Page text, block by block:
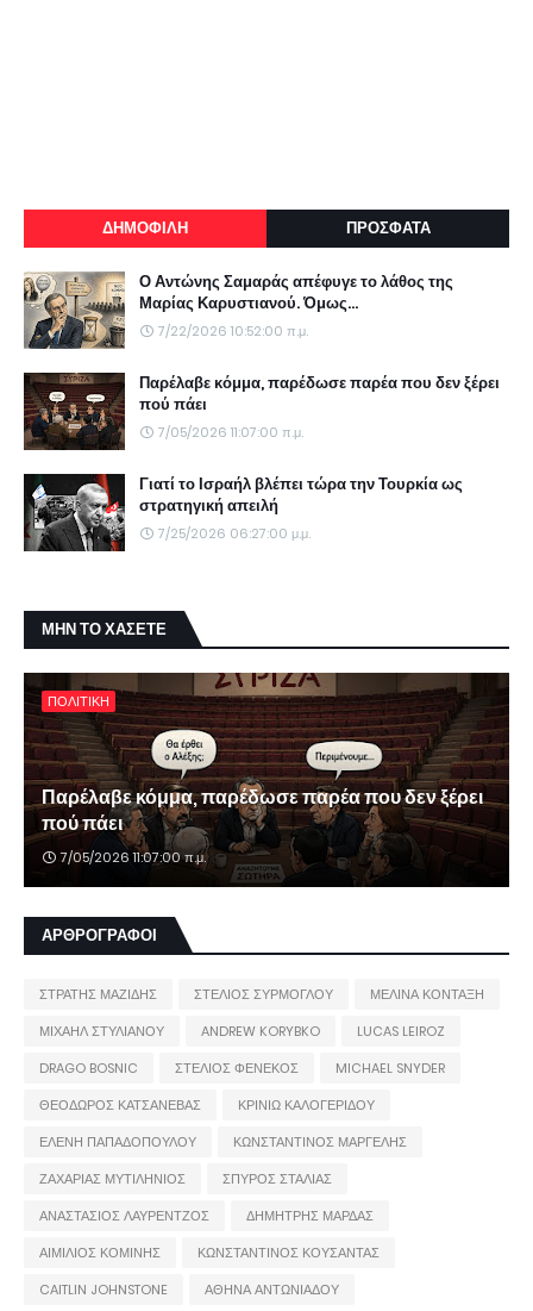
ΔΗΜΟΦΙΛΗ ΠΡΟΣΦΑΤΑ
Ο Αντώνης Σαμαράς απέφυγε το λάθος της
Μαρίας Καρυστιανού. Όμως...
7/22/2026 10:52:00 π.μ.
Παρέλαβε κόμμα, παρέδωσε παρέα που δεν ξέρει
πού πάει
7/05/2026 11:07:00 π.μ.
Γιατί το Ισραήλ βλέπει τώρα την Τουρκία ως
στρατηγική απειλή
7/25/2026 06:27:00 μ.μ.
ΜΗΝ ΤΟ ΧΑΣΕΤΕ
ΠΟΛΙΤΙΚΗ
Παρέλαβε κόμμα, παρέδωσε παρέα που δεν ξέρει
πού πάει
7/05/2026 11:07:00 π.μ.
ΑΡΘΡΟΓΡΑΦΟΙ
ΣΤΡΑΤΗΣ ΜΑΖΙΔΗΣ ΣΤΕΛΙΟΣ ΣΥΡΜΟΓΛΟΥ
ΜΕΛΙΝΑ ΚΟΝΤΑΞΗ
ΜΙΧΑΗΛ ΣΤΥΛΙΑΝΟΥ
ANDREW KORYBKO
LUCAS LEIROZ
DRAGO BOSNIC
ΣΤΕΛΙΟΣ ΦΕΝΕΚΟΣ
MICHAEL SNYDER
ΘΕΟΔΩΡΟΣ ΚΑΤΣΑΝΕΒΑΣ
ΚΡΙΝΙΩ ΚΑΛΟΓΕΡΙΔΟΥ
ΕΛΕΝΗ ΠΑΠΑΔΟΠΟΥΛΟΥ
ΚΩΝΣΤΑΝΤΙΝΟΣ ΜΑΡΓΕΛΗΣ
ΖΑΧΑΡΙΑΣ ΜΥΤΙΛΗΝΙΟΣ
ΣΠΥΡΟΣ ΣΤΑΛΙΑΣ
ΑΝΑΣΤΑΣΙΟΣ ΛΑΥΡΕΝΤΖΟΣ
ΔΗΜΗΤΡΗΣ ΜΑΡΔΑΣ
ΑΙΜΙΛΙΟΣ ΚΟΜΙΝΗΣ
ΚΩΝΣΤΑΝΤΙΝΟΣ ΚΟΥΣΑΝΤΑΣ
CAITLIN JOHNSTONE
ΑΘΗΝΑ ΑΝΤΩΝΙΑΔΟΥ